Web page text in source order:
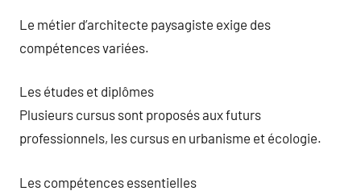
Le métier d’architecte paysagiste exige des
compétences variées.
Les études et diplômes
Plusieurs cursus sont proposés aux futurs
professionnels, les cursus en urbanisme et écologie.
Les compétences essentielles